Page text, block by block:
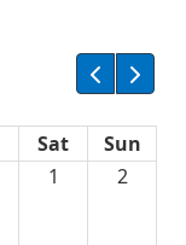
Sat
Sun
neprofitnim
1 2